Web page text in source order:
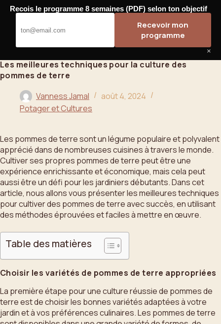
Passer
contenu
Bahoo
Les meilleures techniques pour la culture des
pommes de terre
Vanness Jamal
août 4, 2024
Potager et Cultures
Les pommes de terre sont un légume populaire et polyvalent
apprécié dans de nombreuses cuisines à travers le monde.
Cultiver ses propres pommes de terre peut être une
expérience enrichissante et économique, mais cela peut
aussi être un défi pour les jardiniers débutants. Dans cet
article, nous allons vous présenter les meilleures techniques
pour cultiver des pommes de terre avec succès, en utilisant
des méthodes éprouvées et faciles à mettre en œuvre.
Table des matières
Choisir les variétés de pommes de terre appropriées
La première étape pour une culture réussie de pommes de
terre est de choisir les bonnes variétés adaptées à votre
jardin et à vos préférences culinaires. Les pommes de terre
Recois le programme 8 semaines (PDF) selon ton objectif
Recevoir mon
programme
×